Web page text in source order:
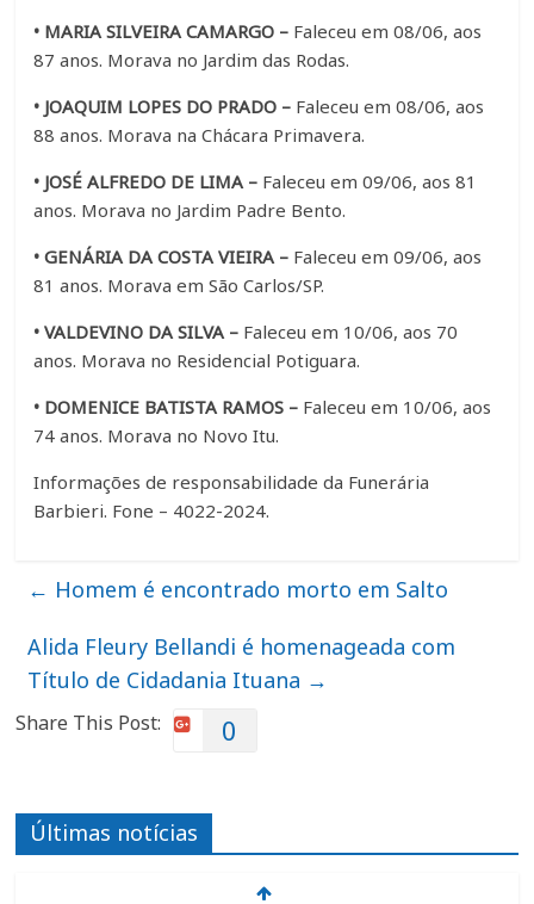
• MARIA SILVEIRA CAMARGO – Faleceu em 08/06, aos
87 anos. Morava no Jardim das Rodas.
• JOAQUIM LOPES DO PRADO – Faleceu em 08/06, aos
88 anos. Morava na Chácara Primavera.
• JOSÉ ALFREDO DE LIMA – Faleceu em 09/06, aos 81
anos. Morava no Jardim Padre Bento.
• GENÁRIA DA COSTA VIEIRA – Faleceu em 09/06, aos
81 anos. Morava em São Carlos/SP.
• VALDEVINO DA SILVA – Faleceu em 10/06, aos 70
anos. Morava no Residencial Potiguara.
• DOMENICE BATISTA RAMOS – Faleceu em 10/06, aos
74 anos. Morava no Novo Itu.
Informações de responsabilidade da Funerária
Barbieri. Fone – 4022-2024.
← Homem é encontrado morto em Salto
Alida Fleury Bellandi é homenageada com
Título de Cidadania Ituana →
Share This Post: 0
Últimas notícias